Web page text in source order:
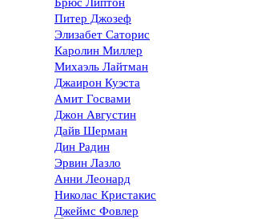
Питер Джозеф
Элизабет Саторис
Каролин Миллер
Михаэль Лайтман
Джаирон Куэста
Амит Госвами
Джон Августин
Дайв Шерман
Дин Радин
Эрвин Лазло
Анни Леонард
Николас Кристакис
Джеймс Фовлер